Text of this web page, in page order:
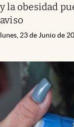
y la obesidad
aviso
lunes, 23 de Junio de